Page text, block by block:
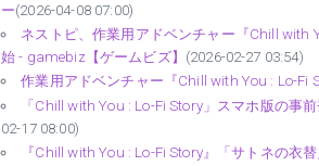
ー(2026-04-08 07:00)
ネストピ、作業用アドベンチャー『Chill with
始 - gamebiz【ゲームビズ】 (2026-02-27 03:54)
作業用アドベンチャー『Chill with You : Lo-Fi
「Chill with You : Lo-Fi Story」スマホ版の事
02-17 08:00)
『Chill with You : Lo-Fi Story』「サトネの衣